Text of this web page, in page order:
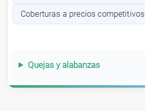
Coberturas a precios competitivos
Quejas y alabanzas